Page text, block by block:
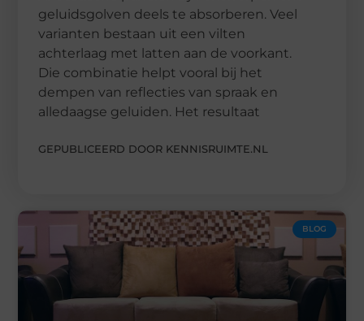
geluidsgolven deels te absorberen. Veel
varianten bestaan uit een vilten
achterlaag met latten aan de voorkant.
Die combinatie helpt vooral bij het
dempen van reflecties van spraak en
alledaagse geluiden. Het resultaat
GEPUBLICEERD DOOR KENNISRUIMTE.NL
BLOG